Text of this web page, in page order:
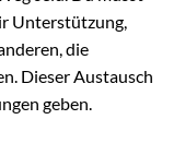
Unterstützung,
die
Dieser Austausch
geben.